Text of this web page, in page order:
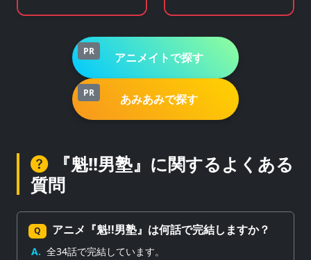
コラボグッズ通販
ラインストア
PR アニメイトで探す
PR あみあみで探す
『魁!!男塾』に関するよくある
質問
Q アニメ『魁!!男塾』は何話で完結しますか？
A. 全34話で完結しています。